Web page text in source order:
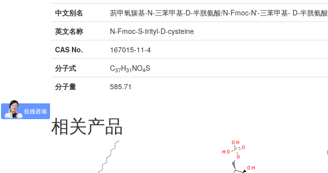
中文别名
芴甲氧羰基-N-三苯甲基-D-半胱氨酸/N-Fmoc-N'-三苯甲基- D-半胱氨酸
英文名称
N-Fmoc-S-trityl-D-cysteine
CAS No.
167015-11-4
分子式
C37H31 NO4S
分子量
585.71
相关产品